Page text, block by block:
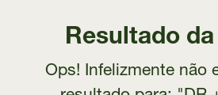
Resultado
Ops! Infelizmente não